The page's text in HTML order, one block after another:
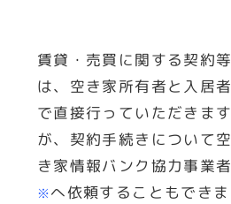
賃貸・売買に関する契約等
は、空き家所有者と入居者
で直接行っていただきます
が、契約手続きについて空
き家情報バンク協力事業者
※へ依頼することもできま